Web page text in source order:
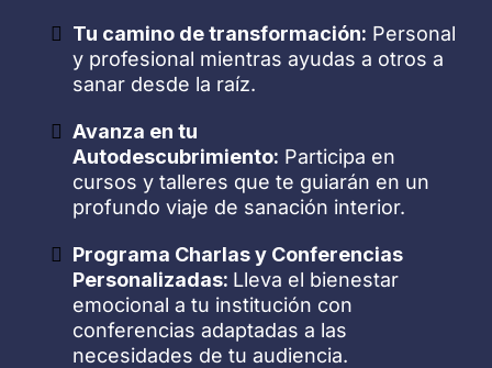
Tu camino de transformación: Personal
y profesional mientras ayudas a otros a
sanar desde la raíz.
Avanza en tu
Autodescubrimiento: Participa en
cursos y talleres que te guiarán en un
profundo viaje de sanación interior.
Programa Charlas y Conferencias
Personalizadas: Lleva el bienestar
emocional a tu institución con
conferencias adaptadas a las
necesidades de tu audiencia.